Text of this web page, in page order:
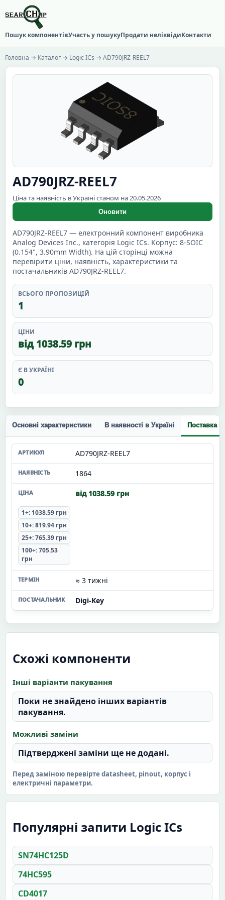
Пошук компонентівУчасть у пошукуПродати неліквідиКонтакти
Головна → Каталог → Logic ICs → AD790JRZ-REEL7
AD790JRZ-REEL7
Ціна та наявність в Україні станом на 20.05.2026
Оновити
AD790JRZ-REEL7 — електронний компонент виробника
Analog Devices Inc., категорія Logic ICs. Корпус: 8-SOIC
(0.154", 3.90mm Width). На цій сторінці можна
перевірити ціни, наявність, характеристики та
постачальників AD790JRZ-REEL7.
ВСЬОГО ПРОПОЗИЦІЙ
1
ЦІНИ
від 1038.59 грн
Є В УКРАЇНІ
0
Основні характеристики В наявності в Україні Поставка
AD790JRZ-REEL7
1864
від 1038.59 грн
1+: 1038.59 грн
10+: 819.94 грн
25+: 765.39 грн
100+: 705.53
грн
≈ 3 тижні
Digi-Key
Схожі компоненти
Інші варіанти пакування
Поки не знайдено інших варіантів
пакування.
Можливі заміни
Підтверджені заміни ще не додані.
Перед заміною перевірте datasheet, pinout, корпус і
електричні параметри.
Популярні запити Logic ICs
SN74HC125D
74HC595
CD4017